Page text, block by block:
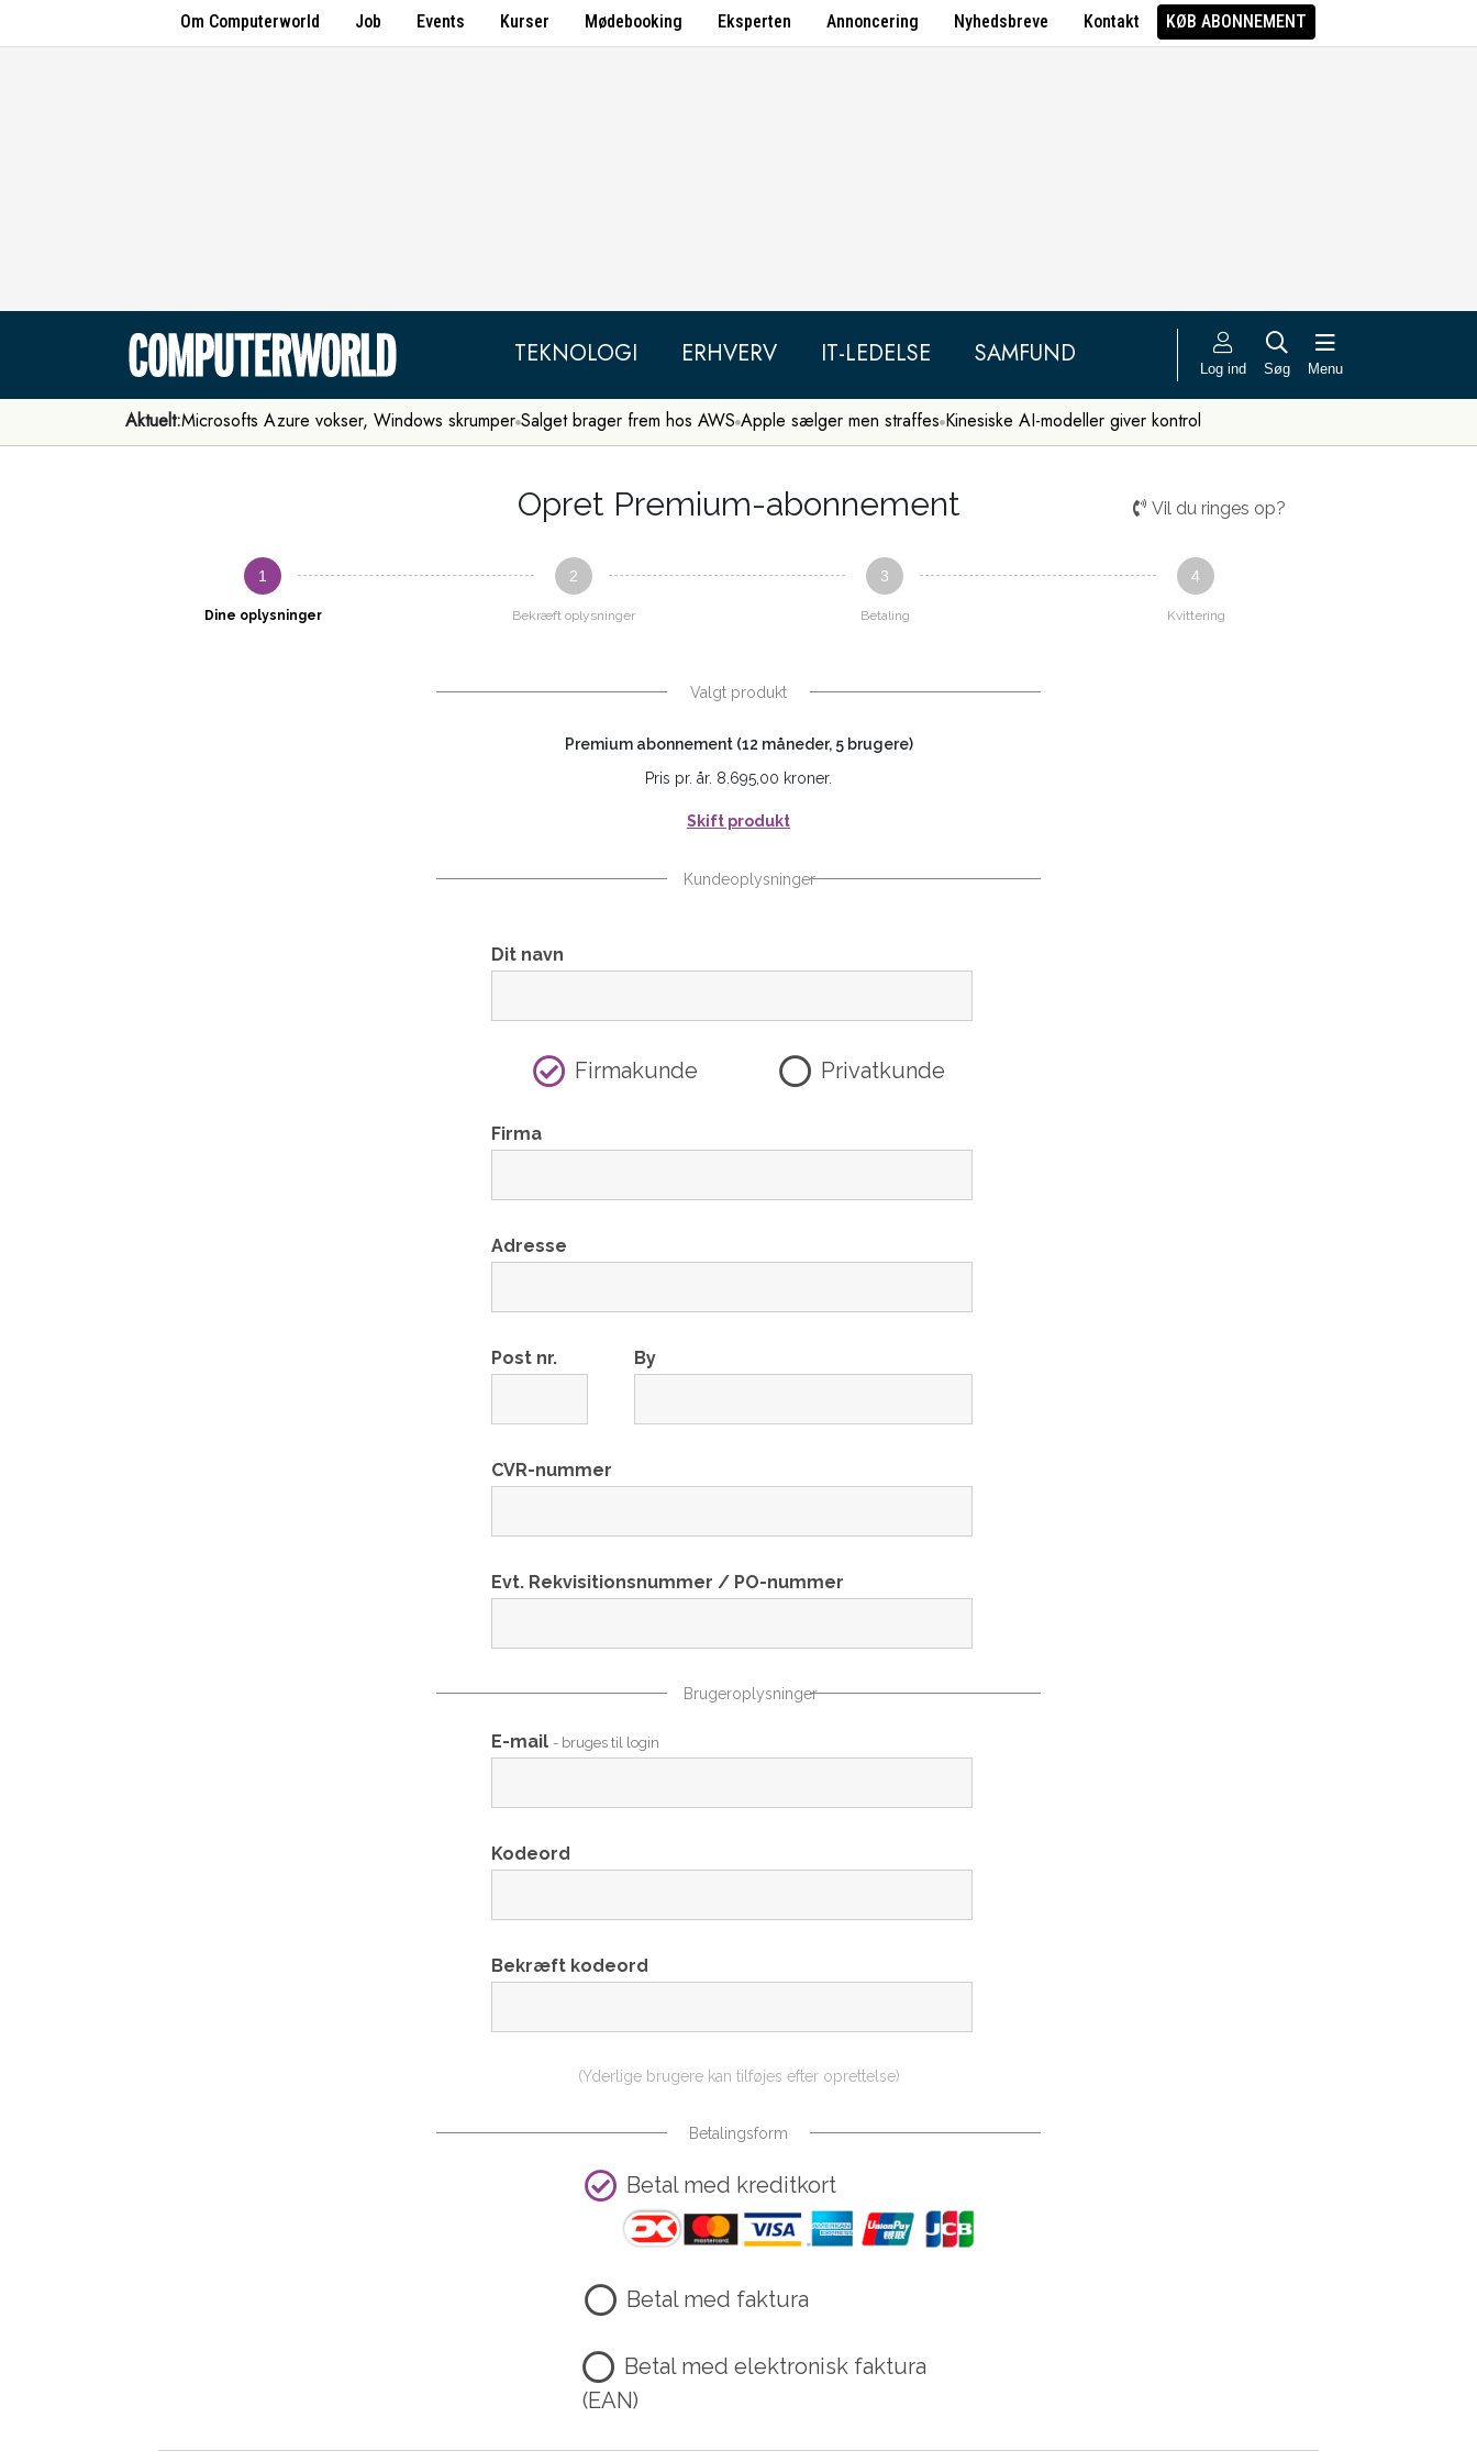
Om Computerworld Job Events Kurser Mødebooking Eksperten Annoncering Nyhedsbreve Kontakt KØB ABONNEMENT
TEKNOLOGI ERHVERV IT-LEDELSE SAMFUND Log ind Søg Menu
Aktuelt:Microsofts Azure vokser, Windows skrumper Salget brager frem hos AWS Apple sælger men straffes Kinesiske AI-modeller giver kontrol
Opret Premium-abonnement Vil du ringes op?
1
Dine oplysninger
2
Bekræft oplysninger
3
Betaling
4
Kvittering
Valgt produkt
Premium abonnement (12 måneder, 5 brugere)
Pris pr. år. 8.695,00 kroner.
Skift produkt
Kundeoplysninger
Dit navn
Firmakunde Privatkunde
Firma
Adresse
Post nr. By
CVR-nummer
Evt. Rekvisitionsnummer / PO-nummer
Brugeroplysninger
E-mail - bruges til login
Kodeord
Bekræft kodeord
(Yderlige brugere kan tilføjes efter oprettelse)
Betalingsform
Betal med kreditkort
Betal med faktura
Betal med elektronisk faktura
(EAN)